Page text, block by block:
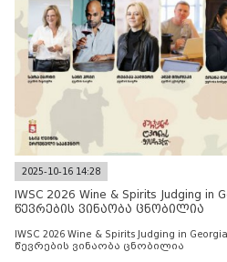
2025-10-16 14:28
IWSC 2026 Wine & Spirits Judging
წევრების ვინაობა ცნობილია
IWSC 2026 Wine & Spirits Judging in
წევრების ვინაობა ცნობილია